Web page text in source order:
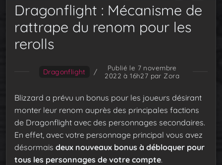
Dragonflight : Mécanisme de
rattrape du renom pour les
rerolls
Dragonflight /
Publié le 7 novembre
2022 à 16h27 par Zora
Blizzard a prévu un bonus pour les joueurs désirant
monter leur renom auprès des principales factions
de Dragonflight avec des personnages secondaires.
En effet, avec votre personnage principal vous avez
désormais deux nouveaux bonus à débloquer pour
tous les personnages de votre compte.